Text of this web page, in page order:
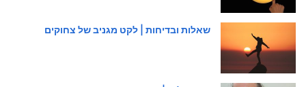
שאלות ובדיחות | לקט מגניב של צחוקים